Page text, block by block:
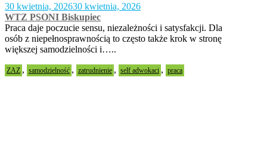
30 kwietnia, 202630 kwietnia, 2026
WTZ PSONI Biskupiec
Praca daje poczucie sensu, niezależności i satysfakcji. Dla
osób z niepełnosprawnością to często także krok w stronę
większej samodzielności i…..
ZAZ , samodzielność , zatrudnienie , self adwokaci , praca